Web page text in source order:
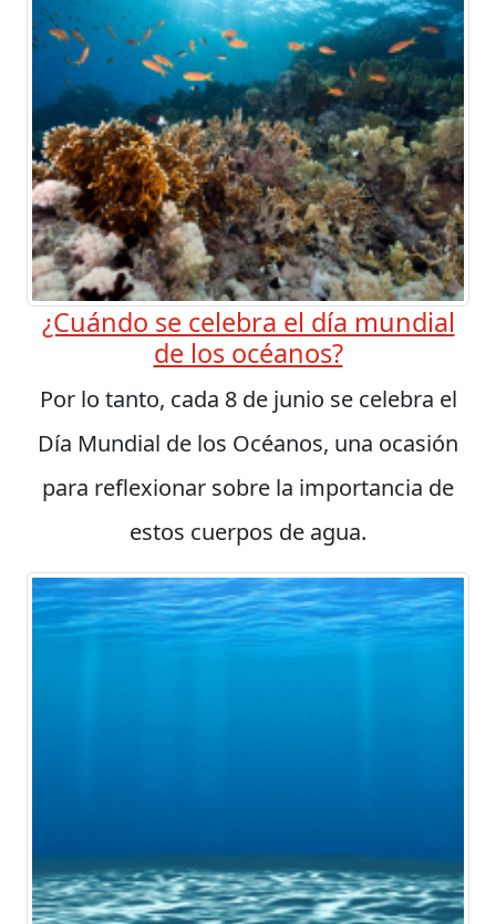
¿Cuándo se celebra el día mundial
de los océanos?
Por lo tanto, cada 8 de junio se celebra el
Día Mundial de los Océanos, una ocasión
para reflexionar sobre la importancia de
estos cuerpos de agua.